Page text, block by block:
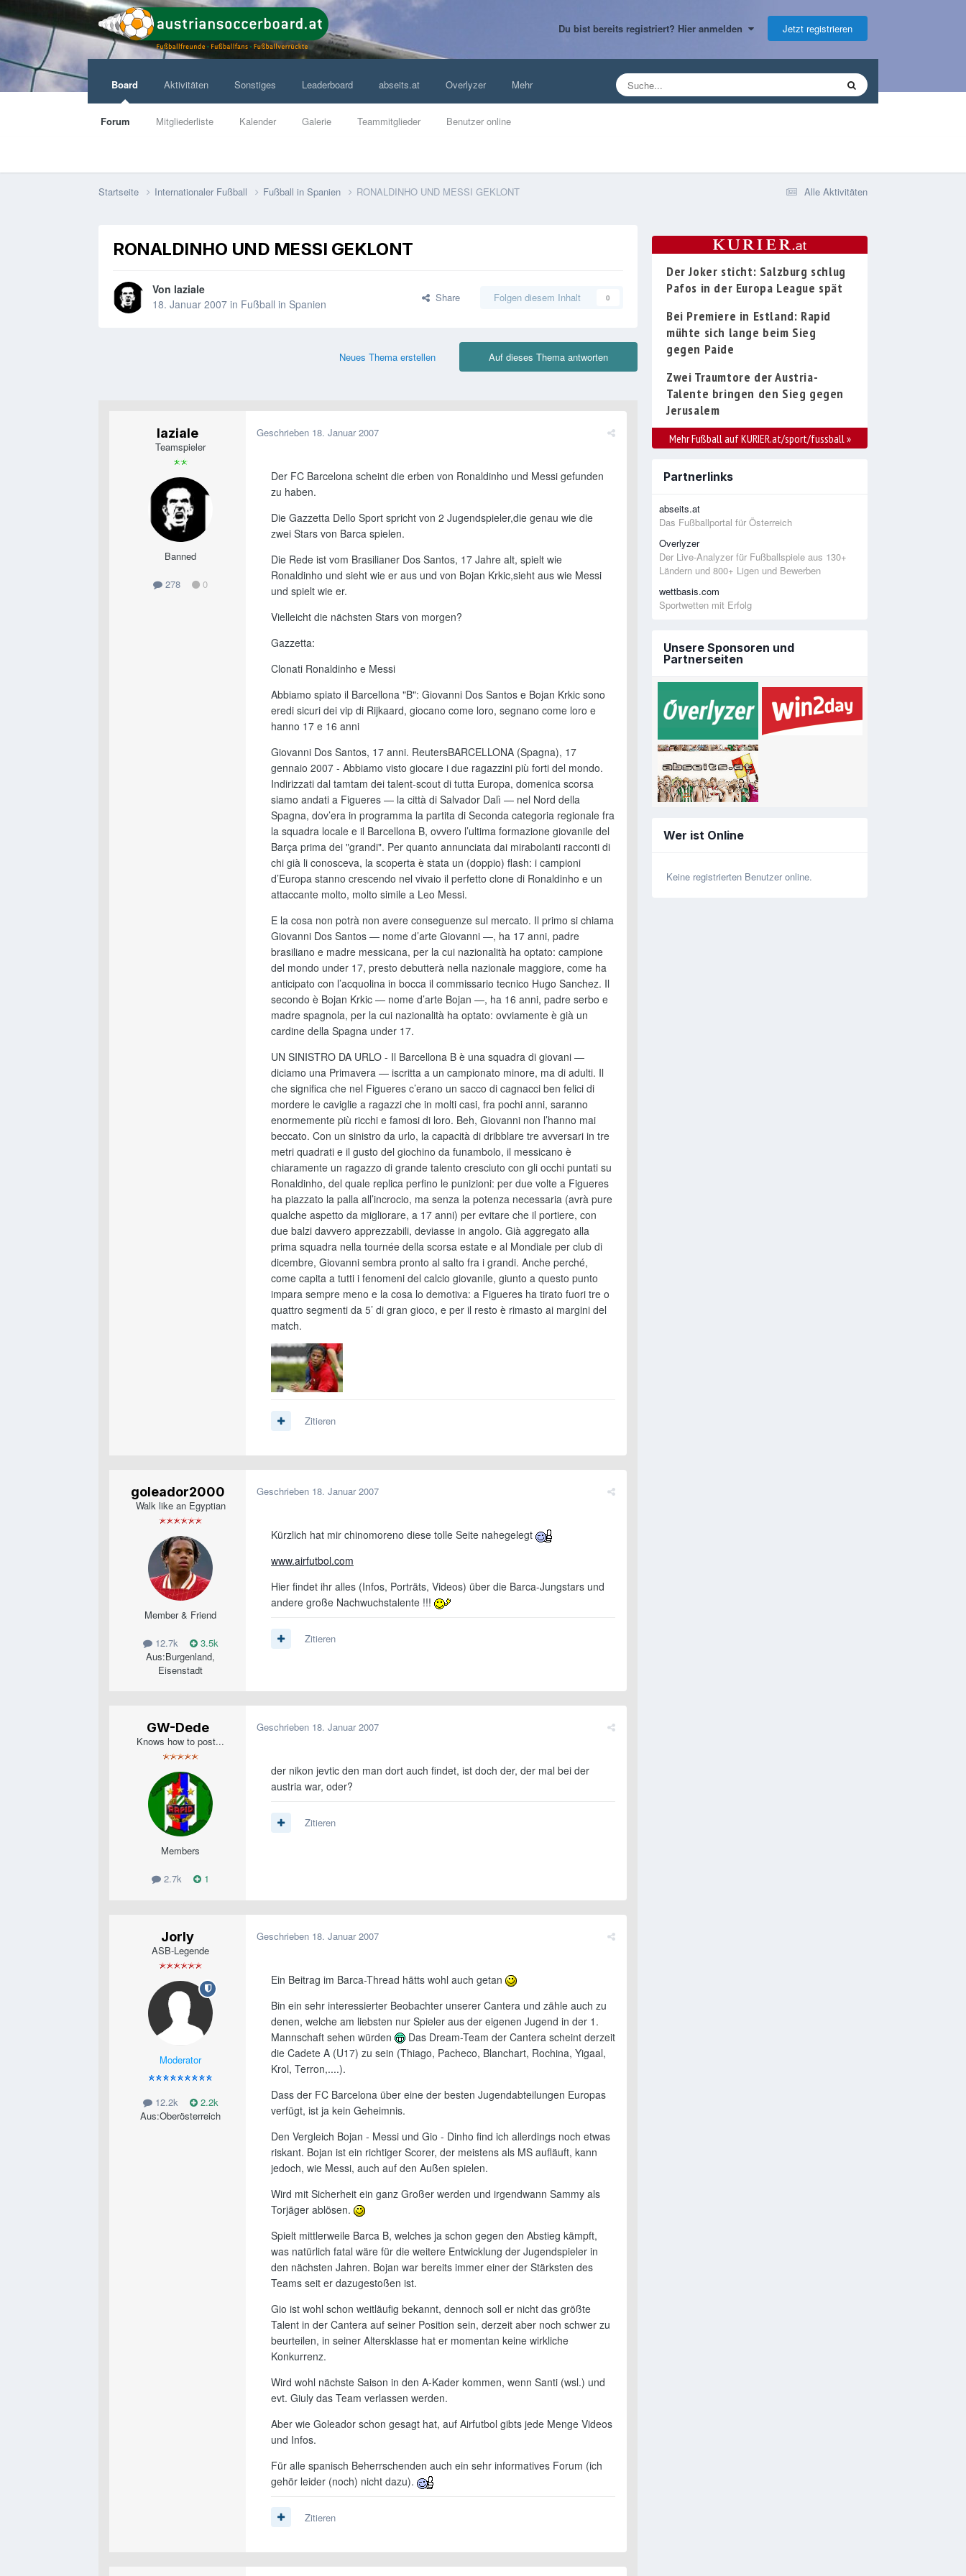
Du bist bereits registriert? Hier anmelden Jetzt registrieren
Board
Forum Mitgliederliste Kalender Galerie Teammitglieder Benutzer online
Aktivitäten Sonstiges Leaderboard abseits.at Overlyzer Mehr
Alle Aktivitäten
Startseite Internationaler Fußball Fußball in Spanien RONALDINHO UND MESSI GEKLONT
RONALDINHO UND MESSI GEKLONT
Von laziale
18. Januar 2007 in Fußball in Spanien Share Folgen diesem Inhalt 0
Auf dieses Thema antworten
Neues Thema erstellen
laziale
Teamspieler
Banned
278 0
Geschrieben 18. Januar 2007
Der FC Barcelona scheint die erben von Ronaldinho und Messi gefunden
zu haben.
Die Gazzetta Dello Sport spricht von 2 Jugendspieler,die genau wie die
zwei Stars von Barca spielen.
Die Rede ist vom Brasilianer Dos Santos, 17 Jahre alt, spielt wie
Ronaldinho und sieht wie er aus und von Bojan Krkic,sieht aus wie Messi
und spielt wie er.
Vielleicht die nächsten Stars von morgen?
Gazzetta:
Clonati Ronaldinho e Messi
Abbiamo spiato il Barcellona "B": Giovanni Dos Santos e Bojan Krkic sono
eredi sicuri dei vip di Rijkaard, giocano come loro, segnano come loro e
hanno 17 e 16 anni
Giovanni Dos Santos, 17 anni. ReutersBARCELLONA (Spagna), 17
gennaio 2007 - Abbiamo visto giocare i due ragazzini più forti del mondo.
Indirizzati dal tamtam dei talent-scout di tutta Europa, domenica scorsa
siamo andati a Figueres — la città di Salvador Dalì — nel Nord della
Spagna, dov’era in programma la partita di Seconda categoria regionale fra
la squadra locale e il Barcellona B, ovvero l’ultima formazione giovanile del
Barça prima dei "grandi". Per quanto annunciata dai mirabolanti racconti di
chi già li conosceva, la scoperta è stata un (doppio) flash: i campioni
d’Europa stanno crescendo nel vivaio il perfetto clone di Ronaldinho e un
attaccante molto, molto simile a Leo Messi.
E la cosa non potrà non avere conseguenze sul mercato. Il primo si chiama
Giovanni Dos Santos — nome d’arte Giovanni —, ha 17 anni, padre
brasiliano e madre messicana, per la cui nazionalità ha optato: campione
del mondo under 17, presto debutterà nella nazionale maggiore, come ha
anticipato con l’acquolina in bocca il commissario tecnico Hugo Sanchez. Il
secondo è Bojan Krkic — nome d’arte Bojan —, ha 16 anni, padre serbo e
madre spagnola, per la cui nazionalità ha optato: ovviamente è già un
cardine della Spagna under 17.
UN SINISTRO DA URLO - Il Barcellona B è una squadra di giovani —
diciamo una Primavera — iscritta a un campionato minore, ma di adulti. Il
che significa che nel Figueres c’erano un sacco di cagnacci ben felici di
mordere le caviglie a ragazzi che in molti casi, fra pochi anni, saranno
enormemente più ricchi e famosi di loro. Beh, Giovanni non l’hanno mai
beccato. Con un sinistro da urlo, la capacità di dribblare tre avversari in tre
metri quadrati e il gusto del giochino da funambolo, il messicano è
chiaramente un ragazzo di grande talento cresciuto con gli occhi puntati su
Ronaldinho, del quale replica perfino le punizioni: per due volte a Figueres
ha piazzato la palla all’incrocio, ma senza la potenza necessaria (avrà pure
qualche aspetto da migliorare, a 17 anni) per evitare che il portiere, con
due balzi davvero apprezzabili, deviasse in angolo. Già aggregato alla
prima squadra nella tournée della scorsa estate e al Mondiale per club di
dicembre, Giovanni sembra pronto al salto fra i grandi. Anche perché,
come capita a tutti i fenomeni del calcio giovanile, giunto a questo punto
impara sempre meno e la cosa lo demotiva: a Figueres ha tirato fuori tre o
quattro segmenti da 5’ di gran gioco, e per il resto è rimasto ai margini del
match.
Zitieren
goleador2000
Walk like an Egyptian
Member & Friend
12.7k
3.5k
Aus:Burgenland,
Eisenstadt
Geschrieben 18. Januar 2007
Kürzlich hat mir chinomoreno diese tolle Seite nahegelegt
www.airfutbol.com
Hier findet ihr alles (Infos, Porträts, Videos) über die Barca-Jungstars und
andere große Nachwuchstalente !!!
Zitieren
GW-Dede
Knows how to post...
Members
2.7k 1
Geschrieben 18. Januar 2007
der nikon jevtic den man dort auch findet, ist doch der, der mal bei der
austria war, oder?
Zitieren
Jorly
ASB-Legende
Moderator
12.2k
2.2k
Aus:Oberösterreich
Geschrieben 18. Januar 2007
Ein Beitrag im Barca-Thread hätts wohl auch getan
Bin ein sehr interessierter Beobachter unserer Cantera und zähle auch zu
denen, welche am liebsten nur Spieler aus der eigenen Jugend in der 1.
Mannschaft sehen würden
Das Dream-Team der Cantera scheint derzeit
die Cadete A (U17) zu sein (Thiago, Pacheco, Blanchart, Rochina, Yigaal,
Krol, Terron,....).
Dass der FC Barcelona über eine der besten Jugendabteilungen Europas
verfügt, ist ja kein Geheimnis.
Den Vergleich Bojan - Messi und Gio - Dinho find ich allerdings noch etwas
riskant. Bojan ist ein richtiger Scorer, der meistens als MS aufläuft, kann
jedoch, wie Messi, auch auf den Außen spielen.
Wird mit Sicherheit ein ganz Großer werden und irgendwann Sammy als
Torjäger ablösen.
Spielt mittlerweile Barca B, welches ja schon gegen den Abstieg kämpft,
was natürlich fatal wäre für die weitere Entwicklung der Jugendspieler in
den nächsten Jahren. Bojan war bereits immer einer der Stärksten des
Teams seit er dazugestoßen ist.
Gio ist wohl schon weitläufig bekannt, dennoch soll er nicht das größte
Talent in der Cantera auf seiner Position sein, derzeit aber noch schwer zu
beurteilen, in seiner Altersklasse hat er momentan keine wirkliche
Konkurrenz.
Wird wohl nächste Saison in den A-Kader kommen, wenn Santi (wsl.) und
evt. Giuly das Team verlassen werden.
Aber wie Goleador schon gesagt hat, auf Airfutbol gibts jede Menge Videos
und Infos.
Für alle spanisch Beherrschenden auch ein sehr informatives Forum (ich
gehör leider (noch) nicht dazu).
Zitieren
Der Joker sticht: Salzburg schlug
Pafos in der Europa League spät
Bei Premiere in Estland: Rapid
mühte sich lange beim Sieg
gegen Paide
Zwei Traumtore der Austria-
Talente bringen den Sieg gegen
Jerusalem
Mehr Fußball auf KURIER.at/sport/fussball »
Partnerlinks
abseits.at
Das Fußballportal für Österreich
Overlyzer
Der Live-Analyzer für Fußballspiele aus 130+
Ländern und 800+ Ligen und Bewerben
wettbasis.com
Sportwetten mit Erfolg
Unsere Sponsoren und
Partnerseiten
Wer ist Online
Keine registrierten Benutzer online.